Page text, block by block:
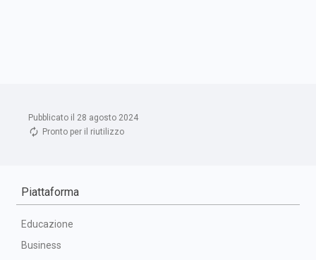
Pubblicato il 28 agosto 2024
Pronto per il riutilizzo
Piattaforma
Educazione
Business